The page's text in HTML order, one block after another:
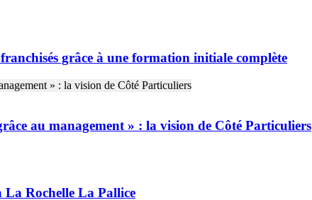
grâce à une formation initiale complète
au management » : la vision de Côté Particuliers
La Rochelle La Pallice